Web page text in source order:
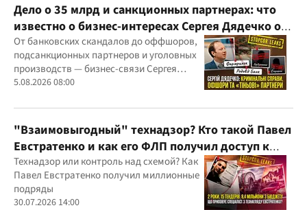
Дело о 35 млрд и санкционных партнерах: что
известно о бизнес-интересах Сергея Дядечко от
"Родовид Банка" до "ФАРМАСЕЛ"
От банковских скандалов до оффшоров,
подсанкционных партнеров и уголовных
производств — бизнес-связи Сергея
Дядечко до сих пор простираются через
юрисдикций
5.08.2026 08:00
"Взаимовыгодный" технадзор? Кто такой Павел
Евстратенко и как его ФЛП получил доступ к
бюджетным миллионам?
Технадзор или контроль над схемой? Как
Павел Евстратенко получил миллионные
подряды
30.07.2026 14:00